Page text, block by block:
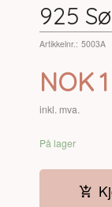
925
Artikkelnr.: 5003A
Pris
NOK
inkl. mva.
På lager